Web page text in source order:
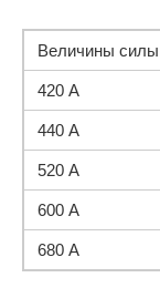
Величины силы
420 А
440 А
520 А
600 А
680 А